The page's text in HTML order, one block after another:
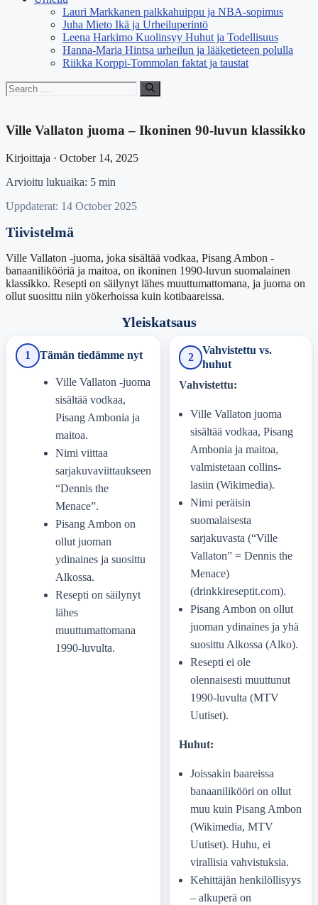
Lauri Markkanen palkkahuippu ja NBA-sopimus
Juha Mieto Ikä ja Urheiluperintö
Leena Harkimo Kuolinsyy Huhut ja Todellisuus
Hanna-Maria Hintsa urheilun ja lääketieteen polulla
Riikka Korppi-Tommolan faktat ja taustat
Search
for:
Ville Vallaton juoma – Ikoninen 90-luvun klassikko
Kirjoittaja · October 14, 2025
Arvioitu lukuaika: 5 min
Uppdaterat: 14 October 2025
Tiivistelmä
Ville Vallaton -juoma, joka sisältää vodkaa, Pisang Ambon -
banaanilikööriä ja maitoa, on ikoninen 1990-luvun suomalainen
klassikko. Resepti on säilynyt lähes muuttumattomana, ja juoma on
ollut suosittu niin yökerhoissa kuin kotibaareissa.
Yleiskatsaus
1 Tämän tiedämme nyt
Ville Vallaton -juoma
sisältää vodkaa,
Pisang Ambonia ja
maitoa.
Nimi viittaa
sarjakuvaviittaukseen
“Dennis the
Menace”.
Pisang Ambon on
ollut juoman
ydinaines ja suosittu
Alkossa.
Resepti on säilynyt
lähes
muuttumattomana
1990-luvulta.
2
Vahvistettu vs.
huhut
Vahvistettu:
Ville Vallaton juoma
sisältää vodkaa, Pisang
Ambonia ja maitoa,
valmistetaan collins-
lasiin (Wikimedia).
Nimi peräisin
suomalaisesta
sarjakuvasta (“Ville
Vallaton” = Dennis the
Menace)
(drinkkireseptit.com).
Pisang Ambon on ollut
juoman ydinaines ja yhä
suosittu Alkossa (Alko).
Resepti ei ole
olennaisesti muuttunut
1990-luvulta (MTV
Uutiset).
Huhut:
Joissakin baareissa
banaanilikööri on ollut
muu kuin Pisang Ambon
(Wikimedia, MTV
Uutiset). Huhu, ei
virallisia vahvistuksia.
Kehittäjän henkilöllisyys
– alkuperä on